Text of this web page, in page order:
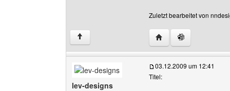
Zuletzt bearbeitet von
↑ Website dieses
lev-designs
03.12.2009 um 12:41
Titel: